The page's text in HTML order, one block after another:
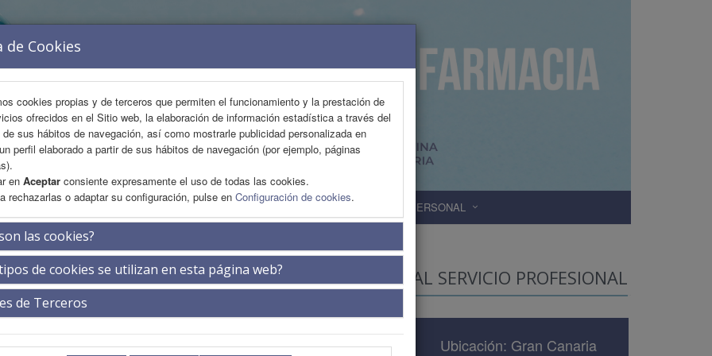
de Cookies
cookies propias y de terceros que permiten el funcionamiento y la prestación de
ofrecidos en el Sitio web, la elaboración de información estadística a través del
sus hábitos de navegación, así como mostrarle publicidad personalizada en
perfil elaborado a partir de sus hábitos de navegación (por ejemplo, páginas
en Aceptar consiente expresamente el uso de todas las cookies.
rechazarlas o adaptar su configuración, pulse en Configuración de cookies.
las cookies?
de cookies se utilizan en esta página web?
de Terceros
INSCRIPCIÓN ALOJAMIENTO EXP. COMERCIAL ÁREA PERSONAL
EN DERMOFARMACIA: DEL CONSEJO AL SERVICIO PROFESIONAL
Miércoles 29 de abril 09:45-10:30h. Ubicación: Gran Canaria